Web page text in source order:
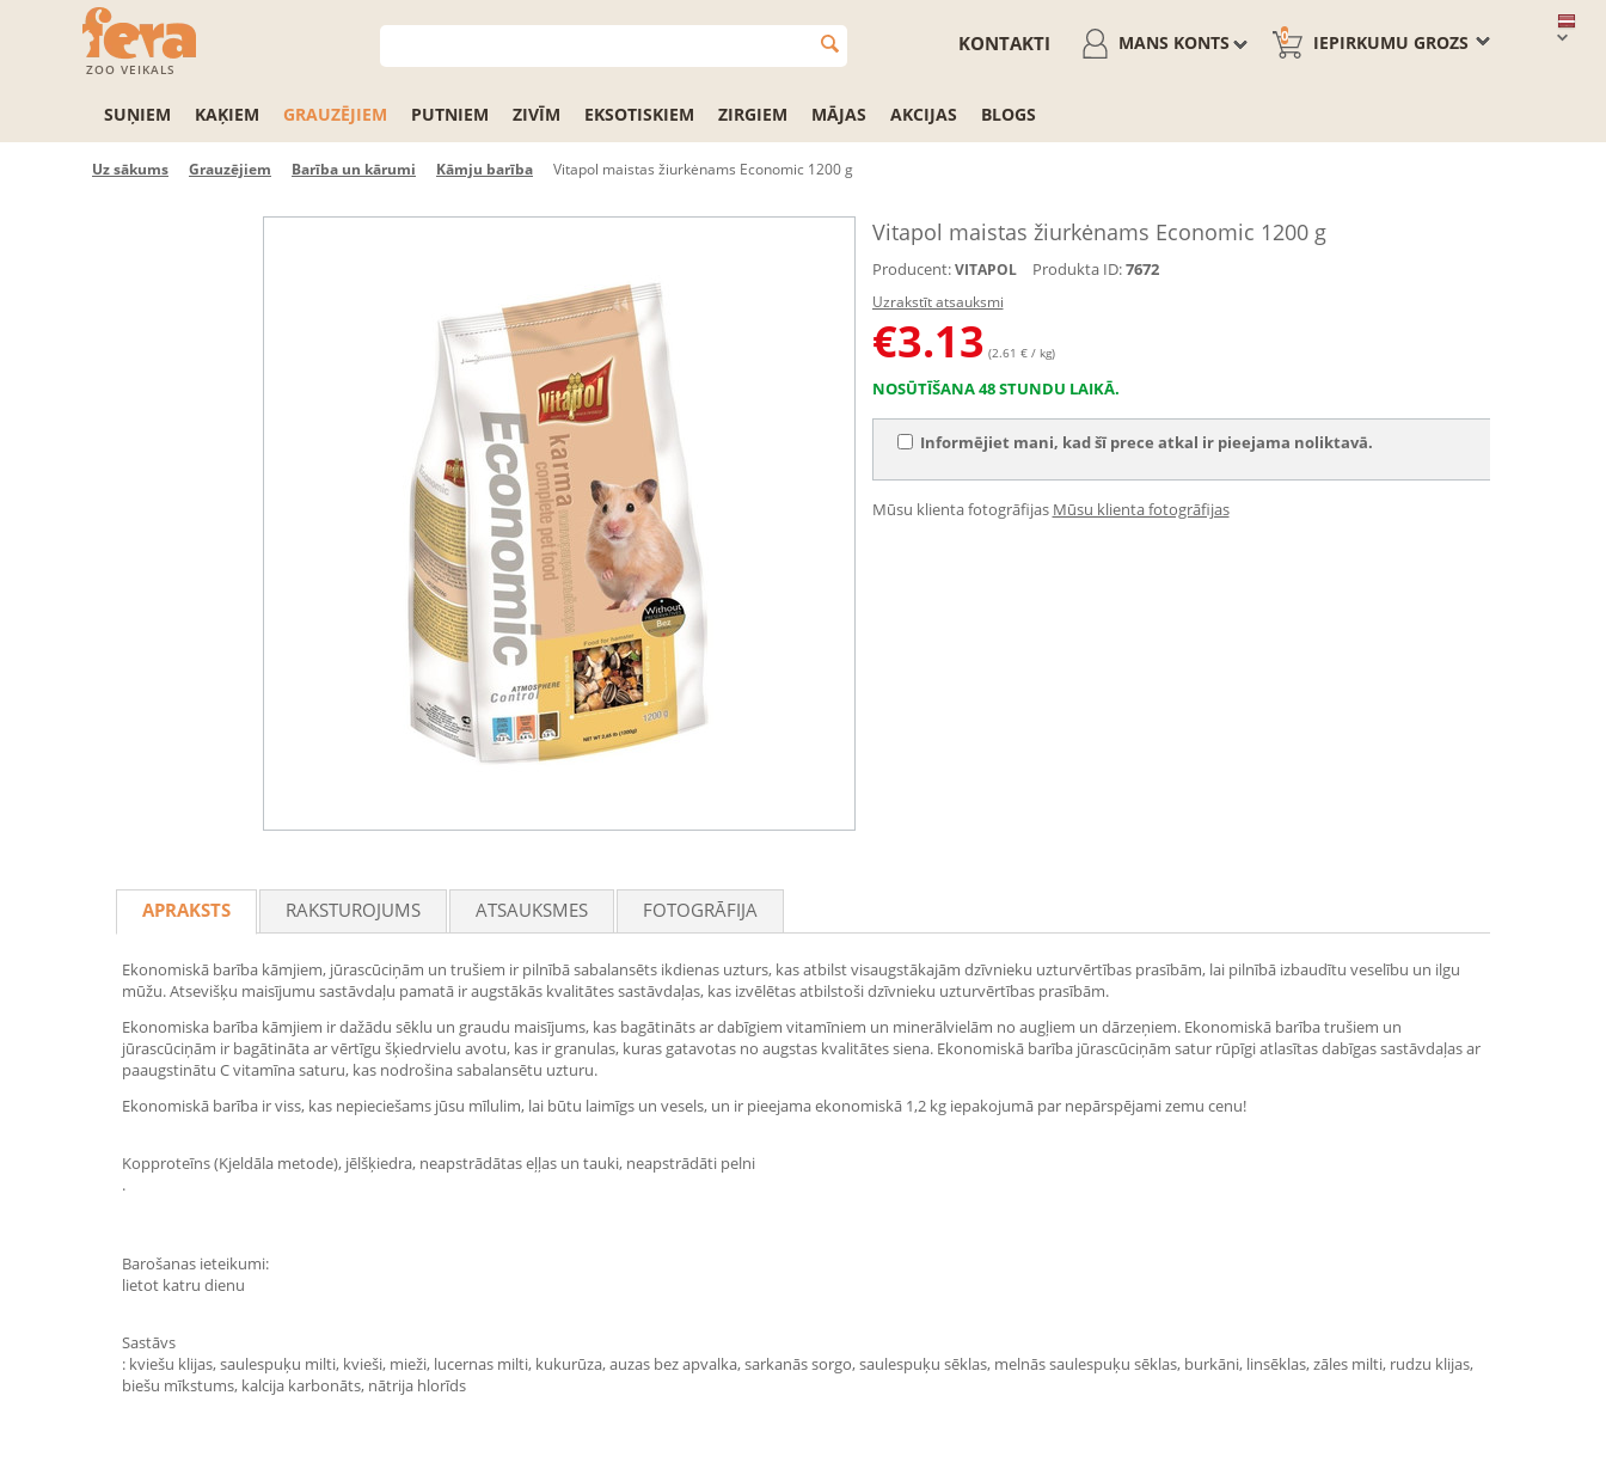
ZOO VEIKALS
IEPIRKUMU GROZS
0
MANS KONTS
KONTAKTI
SUŅIEM KAĶIEM GRAUZĒJIEM PUTNIEM ZIVĪM EKSOTISKIEM ZIRGIEM MĀJAS AKCIJAS BLOGS
Uz sākums Grauzējiem Barība un kārumi Kāmju barība Vitapol maistas žiurkėnams Economic 1200 g
Vitapol maistas žiurkėnams Economic 1200 g
Producent: VITAPOL Produkta ID:7672
Uzrakstīt atsauksmi
€3.13 (2.61 € / kg)
NOSŪTĪŠANA 48 STUNDU LAIKĀ.
Informējiet mani, kad šī prece atkal ir pieejama noliktavā.
Mūsu klienta fotogrāfijas Mūsu klienta fotogrāfijas
APRAKSTS RAKSTUROJUMS ATSAUKSMES FOTOGRĀFIJA
Ekonomiskā barība kāmjiem, jūrascūciņām un trušiem ir pilnībā sabalansēts ikdienas uzturs, kas atbilst visaugstākajām dzīvnieku uzturvērtības prasībām, lai pilnībā izbaudītu veselību un ilgu
mūžu. Atsevišķu maisījumu sastāvdaļu pamatā ir augstākās kvalitātes sastāvdaļas, kas izvēlētas atbilstoši dzīvnieku uzturvērtības prasībām.
Ekonomiska barība kāmjiem ir dažādu sēklu un graudu maisījums, kas bagātināts ar dabīgiem vitamīniem un minerālvielām no augļiem un dārzeņiem. Ekonomiskā barība trušiem un
jūrascūciņām ir bagātināta ar vērtīgu šķiedrvielu avotu, kas ir granulas, kuras gatavotas no augstas kvalitātes siena. Ekonomiskā barība jūrascūciņām satur rūpīgi atlasītas dabīgas sastāvdaļas ar
paaugstinātu C vitamīna saturu, kas nodrošina sabalansētu uzturu.
Ekonomiskā barība ir viss, kas nepieciešams jūsu mīlulim, lai būtu laimīgs un vesels, un ir pieejama ekonomiskā 1,2 kg iepakojumā par nepārspējami zemu cenu!
Kopproteīns (Kjeldāla metode), jēlšķiedra, neapstrādātas eļļas un tauki, neapstrādāti pelni
.
Barošanas ieteikumi:
lietot katru dienu
Sastāvs
: kviešu klijas, saulespuķu milti, kvieši, mieži, lucernas milti, kukurūza, auzas bez apvalka, sarkanās sorgo, saulespuķu sēklas, melnās saulespuķu sēklas, burkāni, linsēklas, zāles milti, rudzu klijas,
biešu mīkstums, kalcija karbonāts, nātrija hlorīds